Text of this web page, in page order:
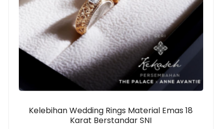
Kelebihan Wedding Rings Material Emas 18
Karat Berstandar SNI